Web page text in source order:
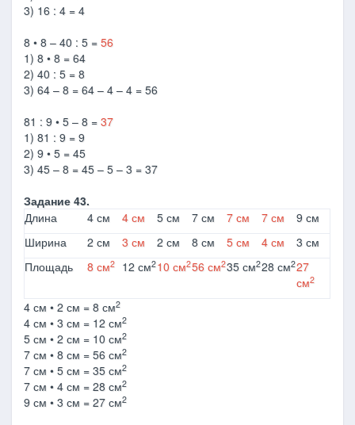
3) 16 : 4 = 4
8 • 8 – 40 : 5 = 56
1) 8 • 8 = 64
2) 40 : 5 = 8
3) 64 – 8 = 64 – 4 – 4 = 56
81 : 9 • 5 – 8 = 37
1) 81 : 9 = 9
2) 9 • 5 = 45
3) 45 – 8 = 45 – 5 – 3 = 37
Задание 43.
Длина
4 см 4 см 5 см 7 см 7 см 7 см
9 см
Ширина
2 см 3 см 2 см 8 см 5 см 4 см
3 см
Площадь
8 см2 12 см210 см256 см235 см228 см227
см2
4 см • 2 см = 8 см2
4 см • 3 см = 12 см2
5 см • 2 см = 10 см2
7 см • 8 см = 56 см2
7 см • 5 см = 35 см2
7 см • 4 см = 28 см2
9 см • 3 см = 27 см2